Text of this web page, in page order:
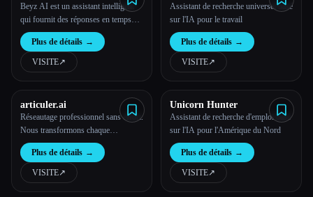
Beyz AI est un assistant intelligent
qui fournit des réponses en temps
réel lors de tes entretiens.
Plus de détails →
VISITE↗︎
Assistant de recherche universel basé
sur l'IA pour le travail
Plus de détails →
VISITE↗︎
articuler.ai
Réseautage professionnel sans effort.
Nous transformons chaque
conversation en opportunité.
Plus de détails →
VISITE↗︎
Unicorn Hunter
Assistant de recherche d'emploi basé
sur l'IA pour l'Amérique du Nord
Plus de détails →
VISITE↗︎